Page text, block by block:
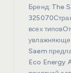
Бренд: The
всех
Saem
Eco Energy